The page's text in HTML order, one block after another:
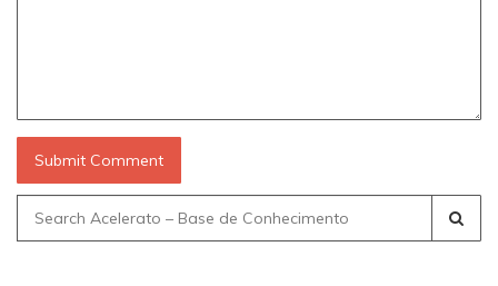
Search
for: